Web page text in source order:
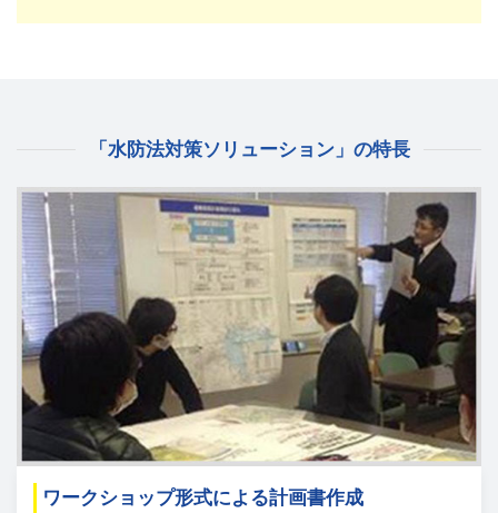
「水防法対策ソリューション」の特長
ワークショップ形式による計画書作成